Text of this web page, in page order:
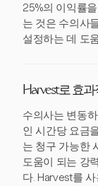
25%의 이익률
는 것은 수의사
설정하는 데 도
Harvest로 효
수의사는 변동
인 시간당 요금
는 청구 가능한
도움이 되는 강
다. Harvest를